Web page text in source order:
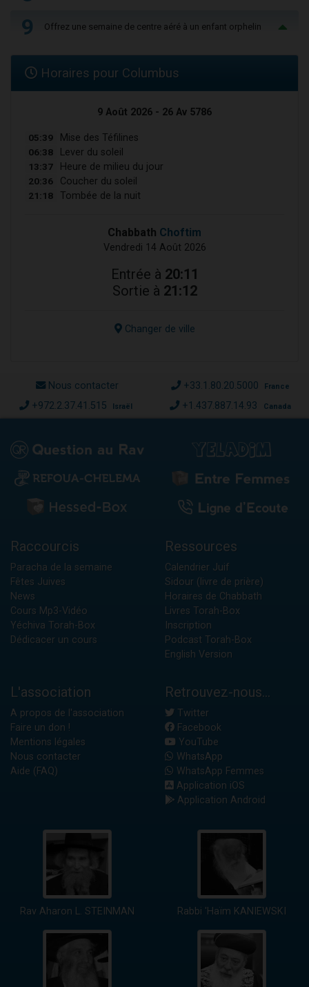
9 Offrez une semaine de centre aéré à un enfant orphelin
Horaires pour Columbus
9 Août 2026 - 26 Av 5786
05:39 Mise des Téfilines
06:38 Lever du soleil
13:37 Heure de milieu du jour
20:36 Coucher du soleil
21:18 Tombée de la nuit
Chabbath Choftim
Vendredi 14 Août 2026
Entrée à 20:11
Sortie à 21:12
Changer de ville
Nous contacter +33.1.80.20.5000 France
+972.2.37.41.515 Israël +1.437.887.14.93 Canada
Raccourcis
Paracha de la semaine
Fêtes Juives
News
Cours Mp3-Vidéo
Yéchiva Torah-Box
Dédicacer un cours
Ressources
Calendrier Juif
Sidour (livre de prière)
Horaires de Chabbath
Livres Torah-Box
Inscription
Podcast Torah-Box
English Version
L'association
A propos de l'association
Faire un don !
Mentions légales
Nous contacter
Aide (FAQ)
Retrouvez-nous...
Twitter
Facebook
YouTube
WhatsApp
WhatsApp Femmes
Application iOS
Application Android
Rav Aharon L. STEINMAN Rabbi 'Haïm KANIEWSKI